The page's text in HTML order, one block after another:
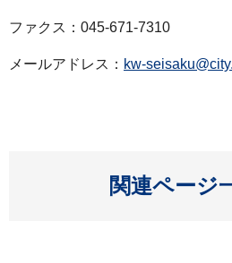
ファクス：045-671-7310
メールアドレス： kw-
関連ページ
開